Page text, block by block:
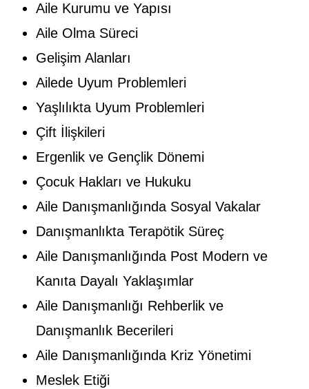
Aile Kurumu ve Yapısı
Aile Olma Süreci
Gelişim Alanları
Ailede Uyum Problemleri
Yaşlılıkta Uyum Problemleri
Çift İlişkileri
Ergenlik ve Gençlik Dönemi
Çocuk Hakları ve Hukuku
Aile Danışmanlığında Sosyal Vakalar
Danışmanlıkta Terapötik Süreç
Aile Danışmanlığında Post Modern ve
Kanıta Dayalı Yaklaşımlar
Aile Danışmanlığı Rehberlik ve
Danışmanlık Becerileri
Aile Danışmanlığında Kriz Yönetimi
Meslek Etiği